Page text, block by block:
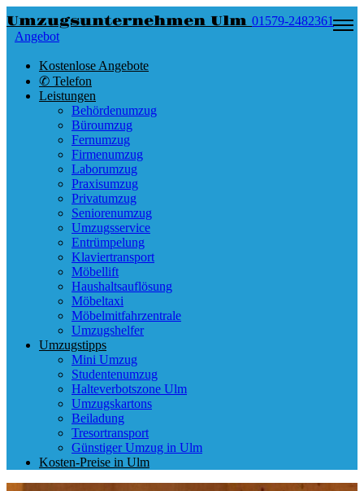
Umzugsunternehmen Ulm 01579-2482361
Angebot
Kostenlose Angebote
✆ Telefon
Leistungen
Behördenumzug
Büroumzug
Fernumzug
Firmenumzug
Laborumzug
Praxisumzug
Privatumzug
Seniorenumzug
Umzugsservice
Entrümpelung
Klaviertransport
Möbellift
Haushaltsauflösung
Möbeltaxi
Möbelmitfahrzentrale
Umzugshelfer
Umzugstipps
Mini Umzug
Studentenumzug
Halteverbotszone Ulm
Umzugskartons
Beiladung
Tresortransport
Günstiger Umzug in Ulm
Kosten-Preise in Ulm